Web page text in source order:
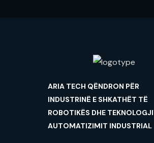
ARIA TECH QËNDRON PËR
INDUSTRINË E SHKATHËT TË
ROBOTIKËS DHE
AUTOMATIZIMIT INDUSTRIAL